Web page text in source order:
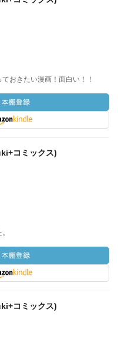
おきたい漫画！面白い！！
コミックス)
コミックス)